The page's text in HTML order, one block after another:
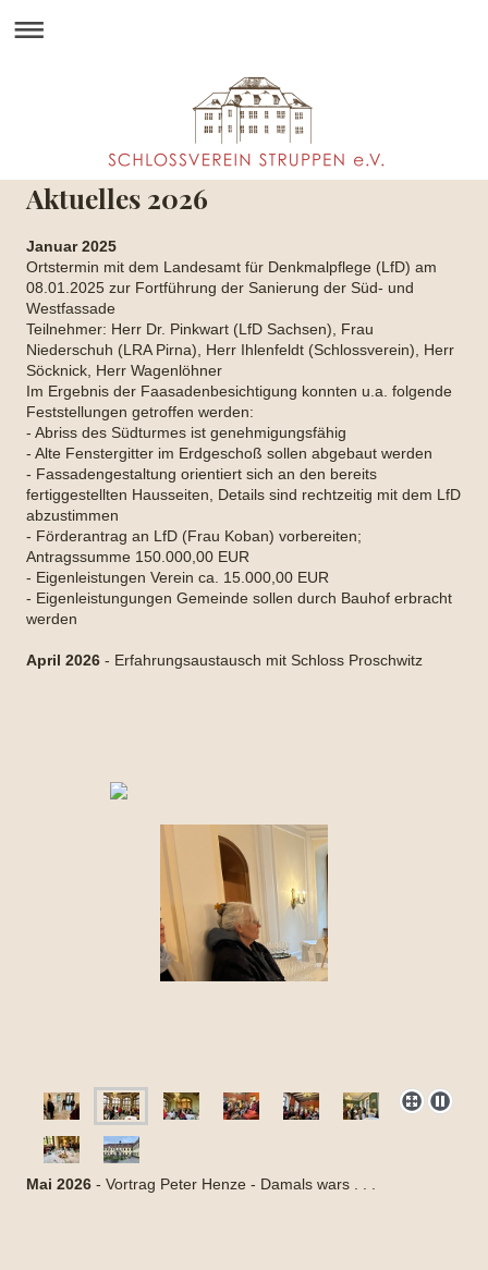
Aktuelles 2026
Januar 2025
Ortstermin mit dem Landesamt für Denkmalpflege (LfD) am
08.01.2025 zur Fortführung der Sanierung der Süd- und
Westfassade
Teilnehmer: Herr Dr. Pinkwart (LfD Sachsen), Frau
Niederschuh (LRA Pirna), Herr Ihlenfeldt (Schlossverein), Herr
Söcknick, Herr Wagenlöhner
Im Ergebnis der Faasadenbesichtigung konnten u.a. folgende
Feststellungen getroffen werden:
- Abriss des Südturmes ist genehmigungsfähig
- Alte Fenstergitter im Erdgeschoß sollen abgebaut werden
- Fassadengestaltung orientiert sich an den bereits
fertiggestellten Hausseiten, Details sind rechtzeitig mit dem LfD
abzustimmen
- Förderantrag an LfD (Frau Koban) vorbereiten;
Antragssumme 150.000,00 EUR
- Eigenleistungen Verein ca. 15.000,00 EUR
- Eigenleistungungen Gemeinde sollen durch Bauhof erbracht
werden
April 2026 - Erfahrungsaustausch mit Schloss Proschwitz
Mai 2026 - Vortrag Peter Henze - Damals wars . . .